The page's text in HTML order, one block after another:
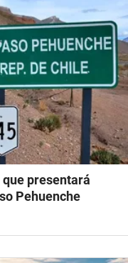
presentará
Pehuenche